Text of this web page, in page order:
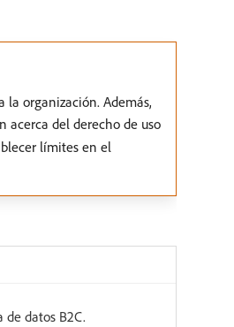
la organización. Además,
acerca del derecho de uso
límites en el
datos B2C.